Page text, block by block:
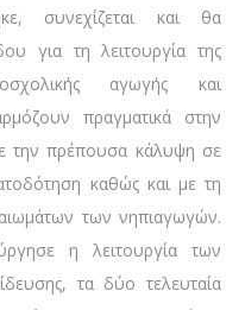
συνεχίζεται και θα
για τη λειτουργία της
αγωγής και
πραγματικά στην
την πρέπουσα κάλυψη σε
καθώς και με τη
των νηπιαγωγών.
η λειτουργία των
τα δύο τελευταία